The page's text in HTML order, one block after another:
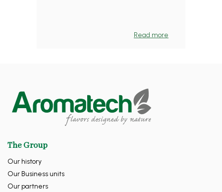
Read more
The Group
Our history
Our Business units
Our partners